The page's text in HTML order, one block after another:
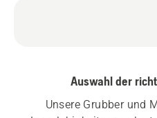
Auswahl der
Unsere Grubber und